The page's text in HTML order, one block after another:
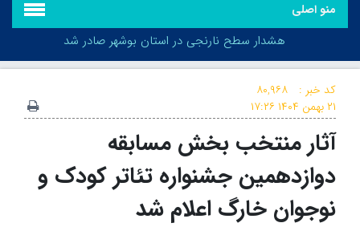
منو اصلی
هشدار سطح نارنجی در استان بوشهر صادر شد
هشدار سطح نارنجی در استان بوشهر صادر شد
کد خبر :
۸۰,۹۶۸
۲۱ بهمن ۱۴۰۴
۱۷:۲۶
آثار منتخب بخش مسابقه
دوازدهمین جشنواره تئاتر کودک و
نوجوان خارگ اعلام شد